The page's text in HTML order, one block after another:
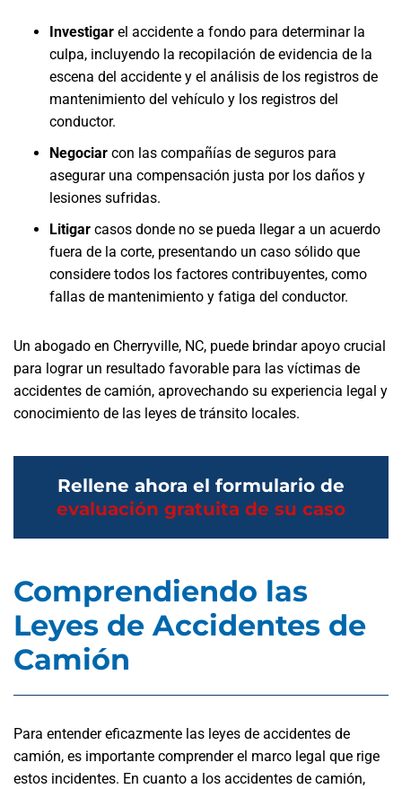
Investigar el accidente a fondo para determinar la
culpa, incluyendo la recopilación de evidencia de la
escena del accidente y el análisis de los registros de
mantenimiento del vehículo y los registros del
conductor.
Negociar con las compañías de seguros para
asegurar una compensación justa por los daños y
lesiones sufridas.
Litigar casos donde no se pueda llegar a un acuerdo
fuera de la corte, presentando un caso sólido que
considere todos los factores contribuyentes, como
fallas de mantenimiento y fatiga del conductor.
Un abogado en Cherryville, NC, puede brindar apoyo crucial
para lograr un resultado favorable para las víctimas de
accidentes de camión, aprovechando su experiencia legal y
conocimiento de las leyes de tránsito locales.
Rellene ahora el formulario de
evaluación gratuita de su caso
Comprendiendo las
Leyes de Accidentes de
Camión
Para entender eficazmente las leyes de accidentes de
camión, es importante comprender el marco legal que rige
estos incidentes. En cuanto a los accidentes de camión,